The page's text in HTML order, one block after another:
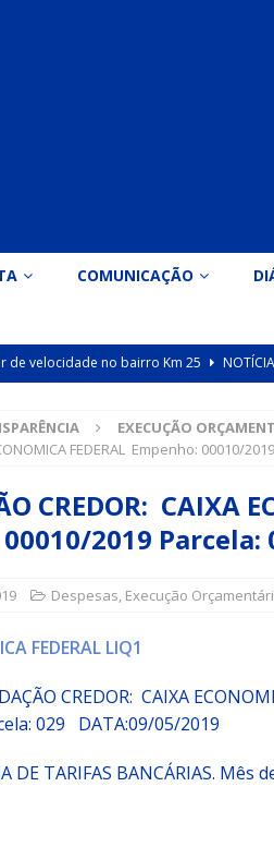
COMUNICAÇÃO
de velocidade no bairro Km 25
nº 089/2026 para implantação de
nº 088/2026 para pavimentação
“Aluno Nota Dez”
EXECUÇÃO
FEDERAL Empenho: 00010/
CREDOR: CAIXA
2019 Parcela:
Despesas, Execução
FEDERAL LIQ1
CREDOR: CAIXA
029 DATA:09/05/2019
DE TARIFAS BANCÁRIAS.